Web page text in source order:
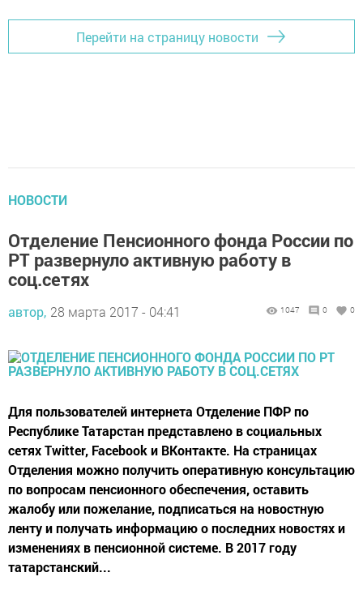
Перейти на страницу новости
НОВОСТИ
Отделение Пенсионного фонда России по
РТ развернуло активную работу в
соц.сетях
автор, 28 марта 2017 - 04:41 1047 0 0
Для пользователей интернета Отделение ПФР по
Республике Татарстан представлено в социальных
сетях Twitter, Facebook и ВКонтакте. На страницах
Отделения можно получить оперативную консультацию
по вопросам пенсионного обеспечения, оставить
жалобу или пожелание, подписаться на новостную
ленту и получать информацию о последних новостях и
изменениях в пенсионной системе. В 2017 году
татарстанский...